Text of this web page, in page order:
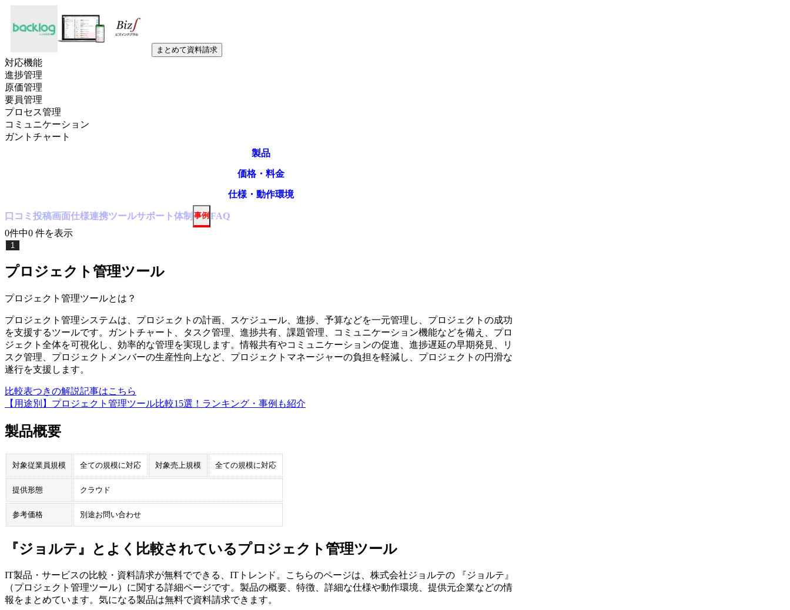
まとめて資料請求
対応機能
進捗管理
原価管理
要員管理
プロセス管理
コミュニケーション
ガントチャート
製品
価格・料金
仕様・動作環境
口コミ 投稿画面仕様連携ツールサポート体制 事例 FAQ
0件中0 件を表示
1
プロジェクト管理ツール
プロジェクト管理ツールとは？
プロジェクト管理システムは、プロジェクトの計画、スケジュール、進捗、予算などを一元管理し、プロジェクトの成功
を支援するツールです。ガントチャート、タスク管理、進捗共有、課題管理、コミュニケーション機能などを備え、プロ
ジェクト全体を可視化し、効率的な管理を実現します。情報共有やコミュニケーションの促進、進捗遅延の早期発見、リ
スク管理、プロジェクトメンバーの生産性向上など、プロジェクトマネージャーの負担を軽減し、プロジェクトの円滑な
遂行を支援します。
比較表つきの解説記事はこちら
【用途別】プロジェクト管理ツール比較15選！ランキング・事例も紹介
製品概要
対象従業員規模 全ての規模に対応 対象売上規模 全ての規模に対応
提供形態 クラウド
参考価格 別途お問い合わせ
『ジョルテ』とよく比較されているプロジェクト管理ツール
IT製品・サービスの比較・資料請求が無料でできる、ITトレンド。こちらのページは、 株式会社ジョルテの 『ジョルテ』
（プロジェクト管理ツール）に関する詳細ページです。製品の概要、特徴、詳細な仕様や動作環境、提供元企業などの情
報をまとめています。気になる製品は無料で資料請求できます。